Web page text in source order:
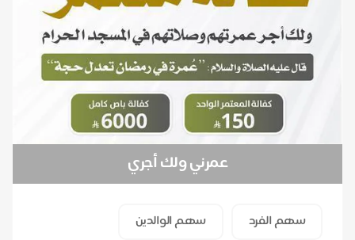
عمرني ولك أجري
سهم الفرد سهم الوالدين